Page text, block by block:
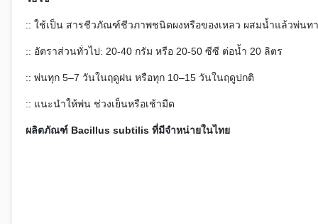
:: ใช้เป็น สารชีวภัณฑ์ชีวภาพชนิดผงหรือของเหลว ผสมน้ำแล้วพ่นท
:: อัตราส่วนทั่วไป: 20-40 กรัม หรือ 20-50 ซีซี ต่อน้ำ 20 ลิตร
:: พ่นทุก 5–7 วันในฤดูฝน หรือทุก 10–15 วันในฤดูปกติ
:: แนะนำให้พ่น ช่วงเย็นหรือเช้ามืด
ผลิตภัณฑ์ Bacillus subtilis ที่มีจำหน่ายในไทย